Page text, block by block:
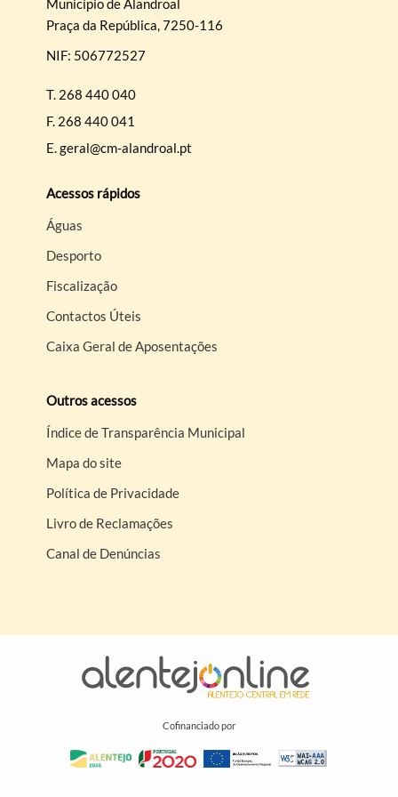
Município de Alandroal
Praça da República, 7250-116
NIF: 506772527
T. 268 440 040
F. 268 440 041
E.geral@cm-alandroal.pt
Acessos rápidos
Águas
Desporto
Fiscalização
Contactos Úteis
Caixa Geral de Aposentações
Outros acessos
Índice de Transparência Municipal
Mapa do site
Política de Privacidade
Livro de Reclamações
Canal de Denúncias
Cofinanciado por